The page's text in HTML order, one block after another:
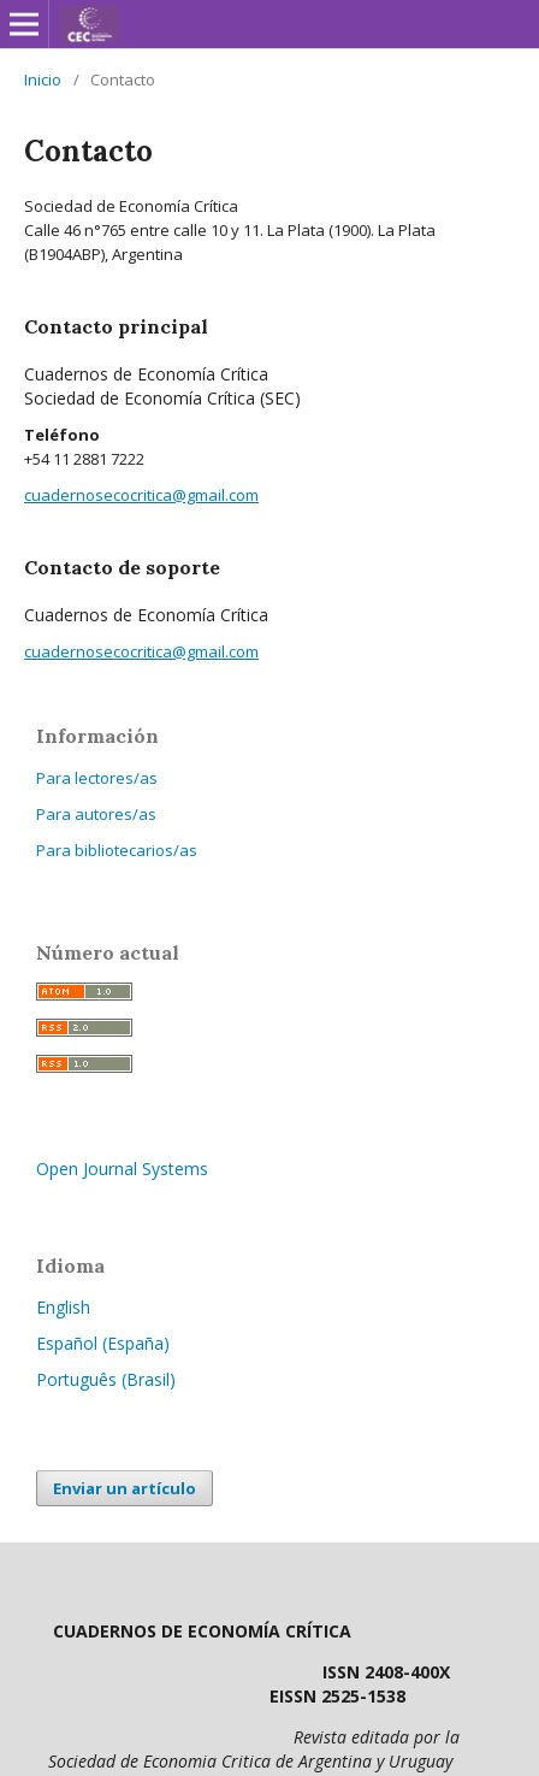
Inicio / Contacto
Contacto
Sociedad de Economía Crítica
Calle 46 n°765 entre calle 10 y 11. La Plata (1900). La Plata
(B1904ABP), Argentina
Contacto principal
Cuadernos de Economía Crítica
Sociedad de Economía Crítica (SEC)
Teléfono
+54 11 2881 7222
cuadernosecocritica@gmail.com
Contacto de soporte
Cuadernos de Economía Crítica
cuadernosecocritica@gmail.com
Información
Para lectores/as
Para autores/as
Para bibliotecarios/as
Número actual
Open Journal Systems
Idioma
English
Español (España)
Português (Brasil)
Enviar un artículo
CUADERNOS DE ECONOMÍA CRÍTICA
ISSN 2408-400X
EISSN 2525-1538
Revista editada por la
Sociedad de Economia Critica de Argentina y Uruguay